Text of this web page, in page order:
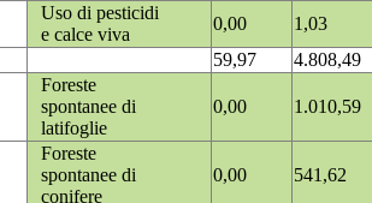
Uso di pesticidi
e calce viva
0,00
1,03
59,97
4.808,49
Foreste
spontanee di
latifoglie
0,00 1.010,59
Foreste
spontanee di
conifere
0,00 541,62